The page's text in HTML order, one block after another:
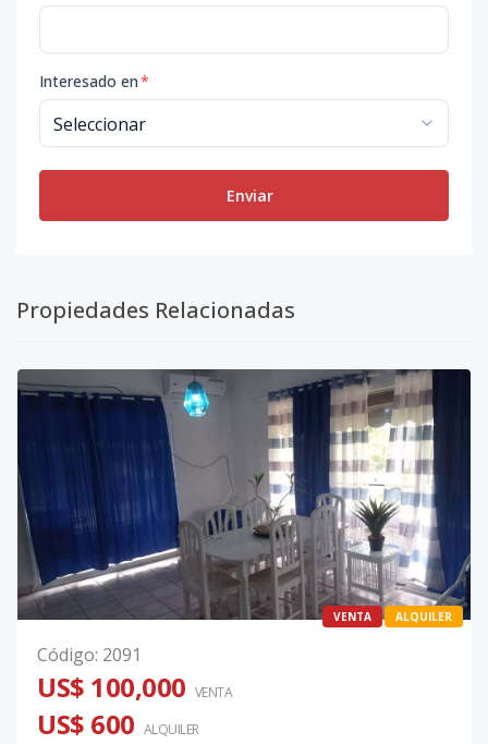
Interesado en*
Enviar
Propiedades Relacionadas
VENTA ALQUILER
Código: 2091
US$ 100,000 VENTA
US$ 600 ALQUILER